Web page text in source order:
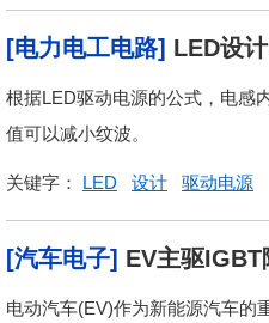
[电力电工电路] LED设
根据LED驱动电源的公式，电感
值可以减小纹波。
关键字： LED 设计 驱动电源
[汽车电子] EV主驱
电动汽车(EV)作为新能源汽车的